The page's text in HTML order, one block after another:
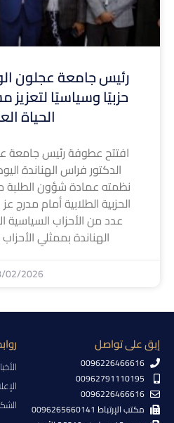
رئيس جامعة عجلون
حزبيًا وسياسيًا
الحياة
افتتح عطوفة رئيس جامعة
الدكتور فراس الهناندة
نظمته عمادة شؤون الطلبة
الحزبية الطلابية أمام مدرج
عدد من الأحزاب السياسية
الهناندة بممثلي
02/2026
إبق على تواصل
0096226466616
00962791110195
0096226466616
مكتب الإرتباط 0096265660141
الأخبار